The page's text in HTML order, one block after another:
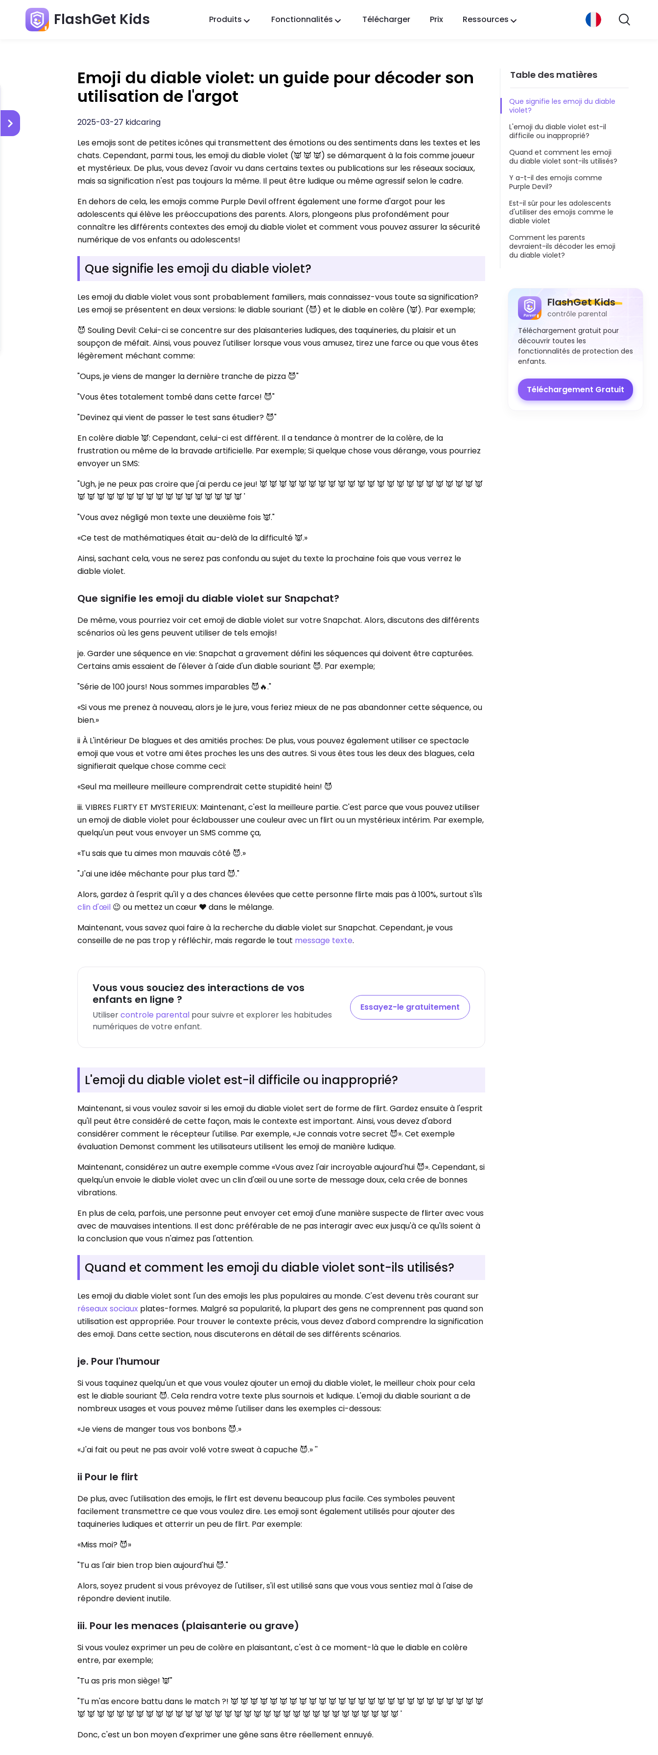
FlashGet Kids Produits
FlashGet Finder
Fonctionnalités Télécharger Prix Ressources
Emoji du diable violet: un guide pour décoder son
utilisation de l'argot
2025-03-27 kidcaring
Les emojis sont de petites icônes qui transmettent des émotions ou des sentiments dans les textes et les
chats. Cependant, parmi tous, les emoji du diable violet (👿 👿 👿) se démarquent à la fois comme joueur
et mystérieux. De plus, vous devez l'avoir vu dans certains textes ou publications sur les réseaux sociaux,
mais sa signification n'est pas toujours la même. Il peut être ludique ou même agressif selon le cadre.
En dehors de cela, les emojis comme Purple Devil offrent également une forme d'argot pour les
adolescents qui élève les préoccupations des parents. Alors, plongeons plus profondément pour
connaître les différents contextes des emoji du diable violet et comment vous pouvez assurer la sécurité
numérique de vos enfants ou adolescents!
Que signifie les emoji du diable violet?
Les emoji du diable violet vous sont probablement familiers, mais connaissez-vous toute sa signification?
Les emoji se présentent en deux versions: le diable souriant (😈) et le diable en colère (👿). Par exemple;
😈 Souling Devil: Celui-ci se concentre sur des plaisanteries ludiques, des taquineries, du plaisir et un
soupçon de méfait. Ainsi, vous pouvez l'utiliser lorsque vous vous amusez, tirez une farce ou que vous êtes
légèrement méchant comme:
"Oups, je viens de manger la dernière tranche de pizza 😈"
"Vous êtes totalement tombé dans cette farce! 😈"
"Devinez qui vient de passer le test sans étudier? 😈"
En colère diable 👿: Cependant, celui-ci est différent. Il a tendance à montrer de la colère, de la
frustration ou même de la bravade artificielle. Par exemple; Si quelque chose vous dérange, vous pourriez
envoyer un SMS:
"Ugh, je ne peux pas croire que j'ai perdu ce jeu! 👿 👿 👿 👿 👿 👿 👿 👿 👿 👿 👿 👿 👿 👿 👿 👿 👿 👿 👿 👿 👿 👿 👿
👿 👿 👿 👿 👿 👿 👿 👿 👿 👿 👿 👿 👿 👿 👿 👿 👿 '
"Vous avez négligé mon texte une deuxième fois 👿."
«Ce test de mathématiques était au-delà de la difficulté 👿.»
Ainsi, sachant cela, vous ne serez pas confondu au sujet du texte la prochaine fois que vous verrez le
diable violet.
Que signifie les emoji du diable violet sur Snapchat?
De même, vous pourriez voir cet emoji de diable violet sur votre Snapchat. Alors, discutons des différents
scénarios où les gens peuvent utiliser de tels emojis!
je. Garder une séquence en vie: Snapchat a gravement défini les séquences qui doivent être capturées.
Certains amis essaient de l'élever à l'aide d'un diable souriant 😈. Par exemple;
"Série de 100 jours! Nous sommes imparables 😈🔥."
«Si vous me prenez à nouveau, alors je le jure, vous feriez mieux de ne pas abandonner cette séquence, ou
bien.»
ii À L'intérieur De blagues et des amitiés proches: De plus, vous pouvez également utiliser ce spectacle
emoji que vous et votre ami êtes proches les uns des autres. Si vous êtes tous les deux des blagues, cela
signifierait quelque chose comme ceci:
«Seul ma meilleure meilleure comprendrait cette stupidité hein! 😈
iii. VIBRES FLIRTY ET MYSTERIEUX: Maintenant, c'est la meilleure partie. C'est parce que vous pouvez utiliser
un emoji de diable violet pour éclabousser une couleur avec un flirt ou un mystérieux intérim. Par exemple,
quelqu'un peut vous envoyer un SMS comme ça,
«Tu sais que tu aimes mon mauvais côté 😈.»
"J'ai une idée méchante pour plus tard 😈."
Alors, gardez à l'esprit qu'il y a des chances élevées que cette personne flirte mais pas à 100%, surtout s'ils
clin d'œil 😉 ou mettez un cœur ❤️ dans le mélange.
Maintenant, vous savez quoi faire à la recherche du diable violet sur Snapchat. Cependant, je vous
conseille de ne pas trop y réfléchir, mais regarde le tout message texte.
Vous vous souciez des interactions de vos
enfants en ligne ?
Utilisercontrole parental pour suivre et explorer les habitudes
numériques de votre enfant.
Essayez-le gratuitement
L'emoji du diable violet est-il difficile ou inapproprié?
Maintenant, si vous voulez savoir si les emoji du diable violet sert de forme de flirt. Gardez ensuite à l'esprit
qu'il peut être considéré de cette façon, mais le contexte est important. Ainsi, vous devez d'abord
considérer comment le récepteur l'utilise. Par exemple, «Je connais votre secret 😈». Cet exemple
évaluation Demonst comment les utilisateurs utilisent les emoji de manière ludique.
Maintenant, considérez un autre exemple comme «Vous avez l'air incroyable aujourd'hui 😈». Cependant, si
quelqu'un envoie le diable violet avec un clin d'œil ou une sorte de message doux, cela crée de bonnes
vibrations.
En plus de cela, parfois, une personne peut envoyer cet emoji d'une manière suspecte de flirter avec vous
avec de mauvaises intentions. Il est donc préférable de ne pas interagir avec eux jusqu'à ce qu'ils soient à
la conclusion que vous n'aimez pas l'attention.
Quand et comment les emoji du diable violet sont-ils utilisés?
Les emoji du diable violet sont l'un des emojis les plus populaires au monde. C'est devenu très courant sur
réseaux sociaux plates-formes. Malgré sa popularité, la plupart des gens ne comprennent pas quand son
utilisation est appropriée. Pour trouver le contexte précis, vous devez d'abord comprendre la signification
des emoji. Dans cette section, nous discuterons en détail de ses différents scénarios.
je. Pour l'humour
Si vous taquinez quelqu'un et que vous voulez ajouter un emoji du diable violet, le meilleur choix pour cela
est le diable souriant 😈. Cela rendra votre texte plus sournois et ludique. L'emoji du diable souriant a de
nombreux usages et vous pouvez même l'utiliser dans les exemples ci-dessous:
«Je viens de manger tous vos bonbons 😈.»
«J'ai fait ou peut ne pas avoir volé votre sweat à capuche 😈.» ''
ii Pour le flirt
De plus, avec l'utilisation des emojis, le flirt est devenu beaucoup plus facile. Ces symboles peuvent
facilement transmettre ce que vous voulez dire. Les emoji sont également utilisés pour ajouter des
taquineries ludiques et atterrir un peu de flirt. Par exemple:
«Miss moi? 😈»
"Tu as l'air bien trop bien aujourd'hui 😈."
Alors, soyez prudent si vous prévoyez de l'utiliser, s'il est utilisé sans que vous vous sentiez mal à l'aise de
répondre devient inutile.
iii. Pour les menaces (plaisanterie ou grave)
Si vous voulez exprimer un peu de colère en plaisantant, c'est à ce moment-là que le diable en colère
entre, par exemple;
"Tu as pris mon siège! 👿"
"Tu m'as encore battu dans le match ?! 👿 👿 👿 👿 👿 👿 👿 👿 👿 👿 👿 👿 👿 👿 👿 👿 👿 👿 👿 👿 👿 👿 👿 👿 👿 👿
👿 👿 👿 👿 👿 👿 👿 👿 👿 👿 👿 👿 👿 👿 👿 👿 👿 👿 👿 👿 👿 👿 👿 👿 👿 👿 👿 👿 👿 👿 👿 👿 👿 '
Donc, c'est un bon moyen d'exprimer une gêne sans être réellement ennuyé.
Table des matières
Que signifie les emoji du diable
violet?
L'emoji du diable violet est-il
difficile ou inapproprié?
Quand et comment les emoji
du diable violet sont-ils utilisés?
Y a-t-il des emojis comme
Purple Devil?
Est-il sûr pour les adolescents
d'utiliser des emojis comme le
diable violet
Comment les parents
devraient-ils décoder les emoji
du diable violet?
FlashGet Kids
contrôle parental
Téléchargement gratuit pour
découvrir toutes les
fonctionnalités de protection des
enfants.
Téléchargement Gratuit